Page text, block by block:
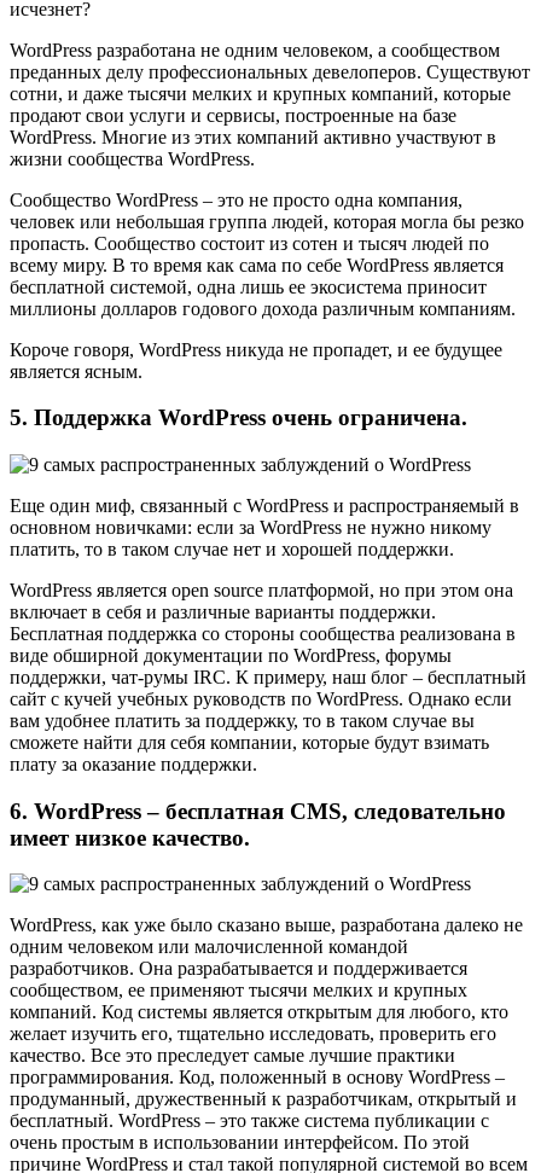
исчезнет?
WordPress разработана не одним человеком, а сообществом
преданных делу профессиональных девелоперов. Существуют
сотни, и даже тысячи мелких и крупных компаний, которые
продают свои услуги и сервисы, построенные на базе
WordPress. Многие из этих компаний активно участвуют в
жизни сообщества WordPress.
Сообщество WordPress – это не просто одна компания,
человек или небольшая группа людей, которая могла бы резко
пропасть. Сообщество состоит из сотен и тысяч людей по
всему миру. В то время как сама по себе WordPress является
бесплатной системой, одна лишь ее экосистема приносит
миллионы долларов годового дохода различным компаниям.
Короче говоря, WordPress никуда не пропадет, и ее будущее
является ясным.
5. Поддержка WordPress очень ограничена.
Еще один миф, связанный с WordPress и распространяемый в
основном новичками: если за WordPress не нужно никому
платить, то в таком случае нет и хорошей поддержки.
WordPress является open source платформой, но при этом она
включает в себя и различные варианты поддержки.
Бесплатная поддержка со стороны сообщества реализована в
виде обширной документации по WordPress, форумы
поддержки, чат-румы IRC. К примеру, наш блог – бесплатный
сайт с кучей учебных руководств по WordPress. Однако если
вам удобнее платить за поддержку, то в таком случае вы
сможете найти для себя компании, которые будут взимать
плату за оказание поддержки.
6. WordPress – бесплатная CMS, следовательно
имеет низкое качество.
WordPress, как уже было сказано выше, разработана далеко не
одним человеком или малочисленной командой
разработчиков. Она разрабатывается и поддерживается
сообществом, ее применяют тысячи мелких и крупных
компаний. Код системы является открытым для любого, кто
желает изучить его, тщательно исследовать, проверить его
качество. Все это преследует самые лучшие практики
программирования. Код, положенный в основу WordPress –
продуманный, дружественный к разработчикам, открытый и
бесплатный. WordPress – это также система публикации с
очень простым в использовании интерфейсом. По этой
причине WordPress и стал такой популярной системой во всем